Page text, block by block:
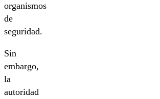
organismos
de
seguridad.
Sin
embargo,
la
autoridad